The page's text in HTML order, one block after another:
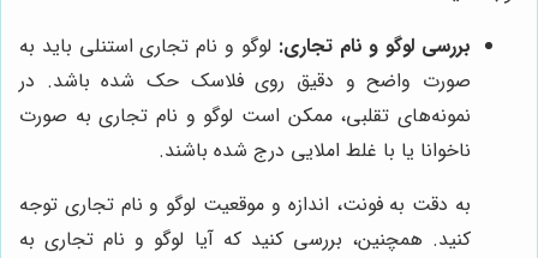
بررسی لوگو و نام تجاری: لوگو و نام تجاری استنلی باید به
صورت واضح و دقیق روی فلاسک حک شده باشد. در
نمونه‌های تقلبی، ممکن است لوگو و نام تجاری به صورت
ناخوانا یا با غلط املایی درج شده باشند.
به دقت به فونت، اندازه و موقعیت لوگو و نام تجاری توجه
کنید. همچنین، بررسی کنید که آیا لوگو و نام تجاری به